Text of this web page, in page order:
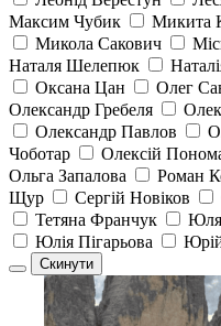
Максим Чубик
Микита
Микола Сакович
Наталя Шелепюк
Оксана Цан
Олег
Олександр Гребеля
Олександр Павлов
Чоботар
Олексій
Ольга Запалова
Роман
Щур
Сергій Новіков
Тетяна Франчук
Юлія Пігарьова
Скинути